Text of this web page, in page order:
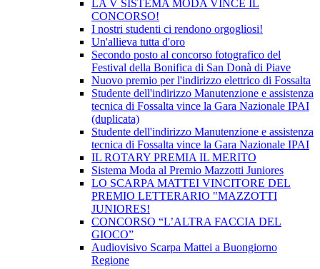
LA V SISTEMA MODA VINCE IL
CONCORSO!
I nostri studenti ci rendono orgogliosi!
Un'allieva tutta d'oro
Secondo posto al concorso fotografico del
Festival della Bonifica di San Donà di Piave
Nuovo premio per l'indirizzo elettrico di Fossalta
Studente dell'indirizzo Manutenzione e assistenza
tecnica di Fossalta vince la Gara Nazionale IPAI
(duplicata)
Studente dell'indirizzo Manutenzione e assistenza
tecnica di Fossalta vince la Gara Nazionale IPAI
IL ROTARY PREMIA IL MERITO
Sistema Moda al Premio Mazzotti Juniores
LO SCARPA MATTEI VINCITORE DEL
PREMIO LETTERARIO "MAZZOTTI
JUNIORES!
CONCORSO “L’ALTRA FACCIA DEL
GIOCO”
Audiovisivo Scarpa Mattei a Buongiorno
Regione